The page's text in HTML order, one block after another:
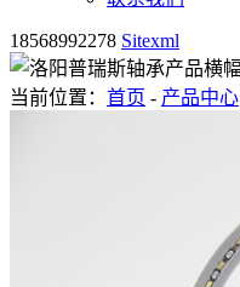
18568992278 Sitexml
当前位置： 首页 - 产品中心